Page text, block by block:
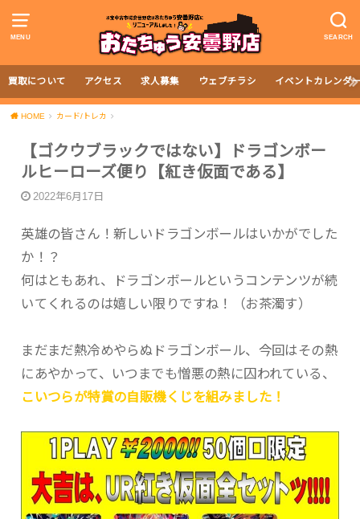
MENU SEARCH
買取について アクセス 求人募集 ウェブチラシ イベントカレンダ
HOME カード/トレカ
【ゴクウブラックではない】ドラゴンボー
ルヒーローズ便り【紅き仮面である】
2022年6月17日
英雄の皆さん！新しいドラゴンボールはいかがでした
か！？
何はともあれ、ドラゴンボールというコンテンツが続
いてくれるのは嬉しい限りですね！（お茶濁す）
まだまだ熱冷めやらぬドラゴンボール、今回はその熱
にあやかって、いつまでも憎悪の熱に囚われている、
こいつらが特賞の自販機くじを組みました！